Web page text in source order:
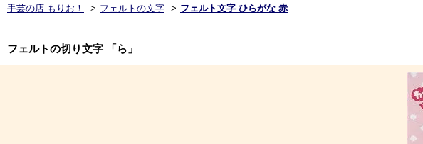
手芸の店 もりお！ > フェルトの文字 > フェルト文字 ひらがな 赤
フェルトの切り文字 「ら」